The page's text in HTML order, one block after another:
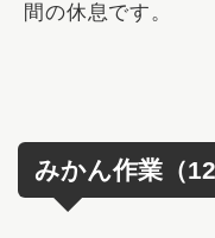
間の休息です。
みかん作業（